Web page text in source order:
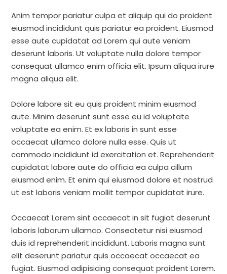
Anim tempor pariatur culpa et aliquip qui do proident
eiusmod incididunt quis pariatur ea proident. Eiusmod
esse aute cupidatat ad Lorem qui aute veniam
deserunt laboris. Ut voluptate nulla dolore tempor
consequat ullamco enim officia elit. Ipsum aliqua irure
magna aliqua elit.
Dolore labore sit eu quis proident minim eiusmod
aute. Minim deserunt sunt esse eu id voluptate
voluptate ea enim. Et ex laboris in sunt esse
occaecat ullamco dolore nulla esse. Quis ut
commodo incididunt id exercitation et. Reprehenderit
cupidatat labore aute do officia ea culpa cillum
eiusmod enim. Et enim qui eiusmod dolore et nostrud
ut est laboris veniam mollit tempor cupidatat irure.
Occaecat Lorem sint occaecat in sit fugiat deserunt
laboris laborum ullamco. Consectetur nisi eiusmod
duis id reprehenderit incididunt. Laboris magna sunt
elit deserunt pariatur quis occaecat occaecat ea
fugiat. Eiusmod adipisicing consequat proident Lorem.